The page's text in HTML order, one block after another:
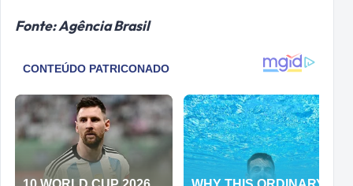
Fonte: Agência Brasil